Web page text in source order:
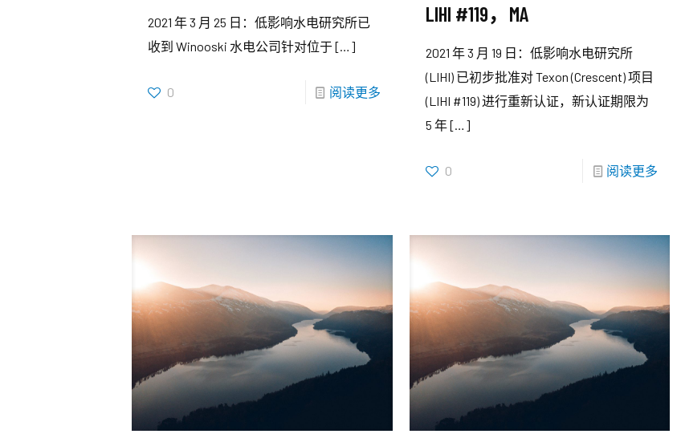
2021 年 3 月 25 日：低影响水电研究所已
收到 Winooski 水电公司针对位于[…]
0 阅读更多
LIHI #119，MA
2021 年 3 月 19 日：低影响水电研究所
(LIHI) 已初步批准对 Texon (Crescent) 项目
(LIHI #119) 进行重新认证，新认证期限为
5 年[…]
0 阅读更多